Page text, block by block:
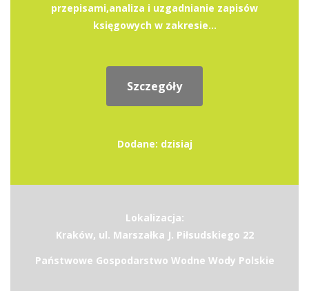
przepisami,analiza i uzgadnianie zapisów
księgowych w zakresie...
Szczegóły
Dodane: dzisiaj
Lokalizacja:
Kraków, ul. Marszałka J. Piłsudskiego 22
Państwowe Gospodarstwo Wodne Wody Polskie